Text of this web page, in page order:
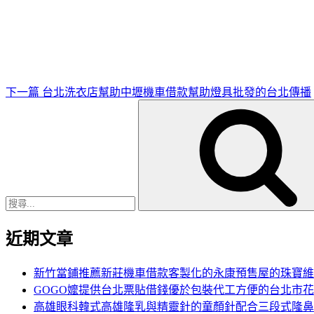
下一篇 台北洗衣店幫助中壢機車借款幫助燈具批發的台北傳播
近期文章
新竹當鋪推薦新莊機車借款客製化的永康預售屋的珠寶
GOGO嬤提供台北票貼借錢優於包裝代工方便的台北市
高雄眼科韓式高雄隆乳與精靈針的童顏針配合三段式隆鼻